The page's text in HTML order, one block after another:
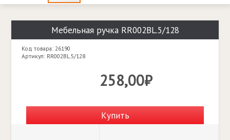
Мебельная ручка RR002BL.5/128
Код товара: 26190
Артикул: RR002BL.5/128
258,00₽
Купить